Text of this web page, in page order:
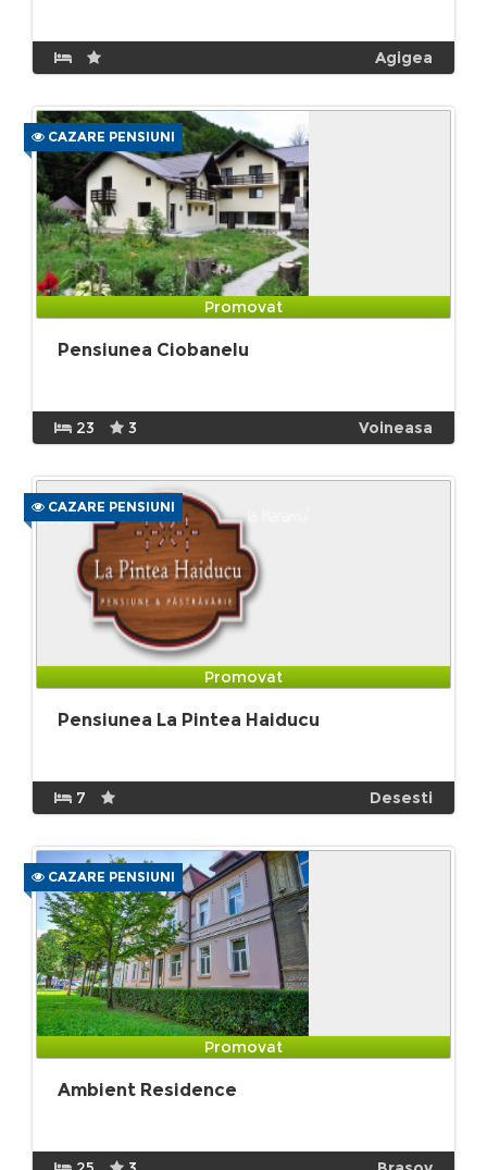
Agigea
CAZARE PENSIUNI
Promovat
Pensiunea Ciobanelu
23 3 Voineasa
CAZARE PENSIUNI
Promovat
Pensiunea La Pintea Haiducu
7 Desesti
CAZARE PENSIUNI
Promovat
Ambient Residence